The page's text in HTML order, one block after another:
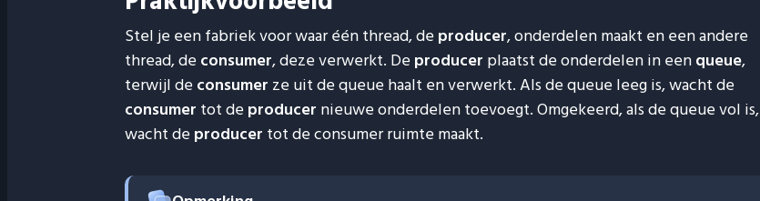
Stel je een fabriek voor waar één thread, de producer, onderdelen maakt en een andere
thread, de consumer, deze verwerkt. De producer plaatst de onderdelen in eenqueue,
terwijl de consumer ze uit de queue haalt en verwerkt. Als de queue leeg is, wacht de
consumer tot de producer nieuwe onderdelen toevoegt. Omgekeerd, als de queue vol is,
wacht de producer tot de consumer ruimte maakt.